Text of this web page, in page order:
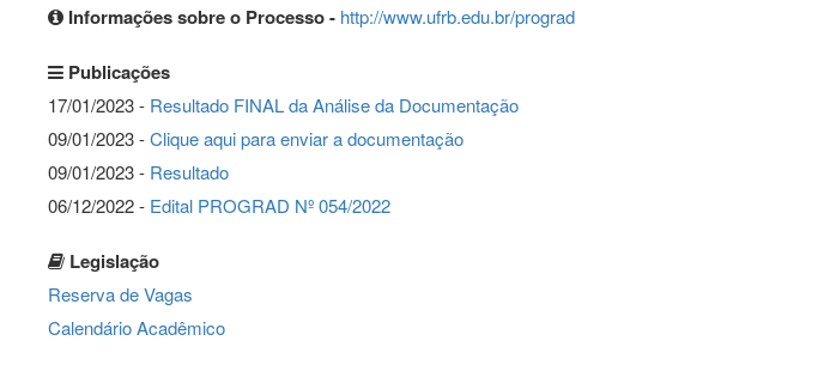
Informações sobre o Processo - http://www.ufrb.edu.br/prograd
Publicações
17/01/2023 - Resultado FINAL da Análise da Documentação
09/01/2023 -Clique aqui para enviar a documentação
09/01/2023 - Resultado
06/12/2022 - Edital PROGRAD Nº 054/2022
Legislação
Reserva de Vagas
Calendário Acadêmico